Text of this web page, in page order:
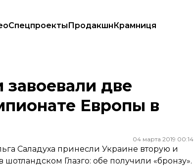
СпецпроектыПродакшнКрамниця
Европы в Глазго
завоевали две
Европы в
04 марта 2019 00:14
Саладуха принесли Украине вторую и
Глазго: обе получили «бронзу».